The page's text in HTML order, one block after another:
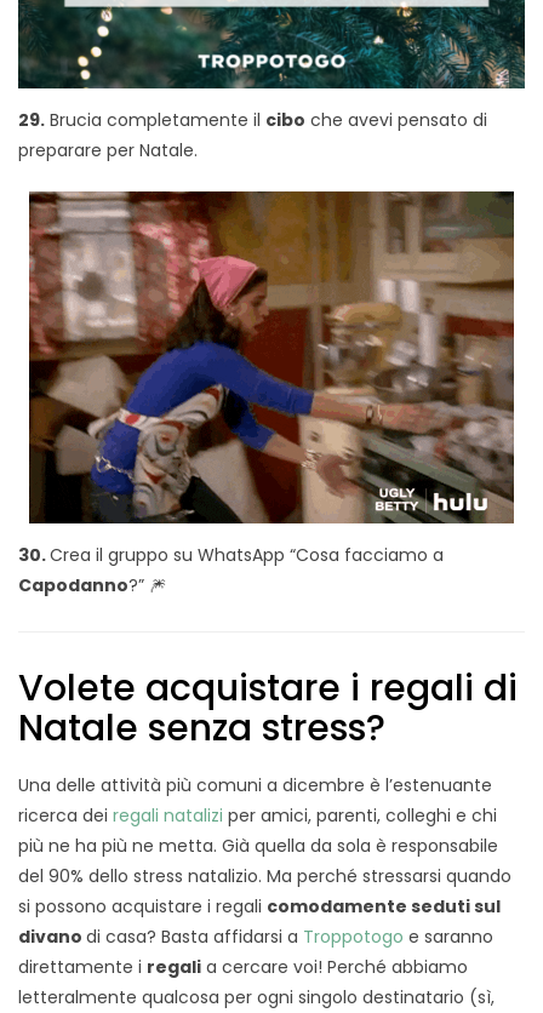
29. Brucia completamente il cibo che avevi pensato di
preparare per Natale.
30.Crea il gruppo su WhatsApp “Cosa facciamo a
Capodanno?” 🎆
Volete acquistare i regali di
Natale senza stress?
Una delle attività più comuni a dicembre è l’estenuante
ricerca dei regali natalizi per amici, parenti, colleghi e chi
più ne ha più ne metta. Già quella da sola è responsabile
del 90% dello stress natalizio. Ma perché stressarsi quando
si possono acquistare i regali comodamente seduti sul
divano di casa? Basta affidarsi a Troppotogo e saranno
direttamente i regali a cercare voi! Perché abbiamo
letteralmente qualcosa per ogni singolo destinatario (sì,